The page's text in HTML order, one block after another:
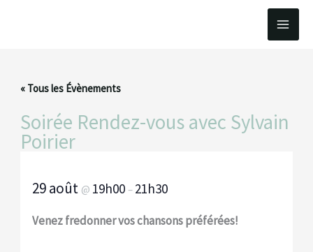
« Tous les Évènements
Soirée Rendez-vous avec Sylvain
Poirier
29 août @ 19h00– 21h30
Venez fredonner vos chansons préférées!